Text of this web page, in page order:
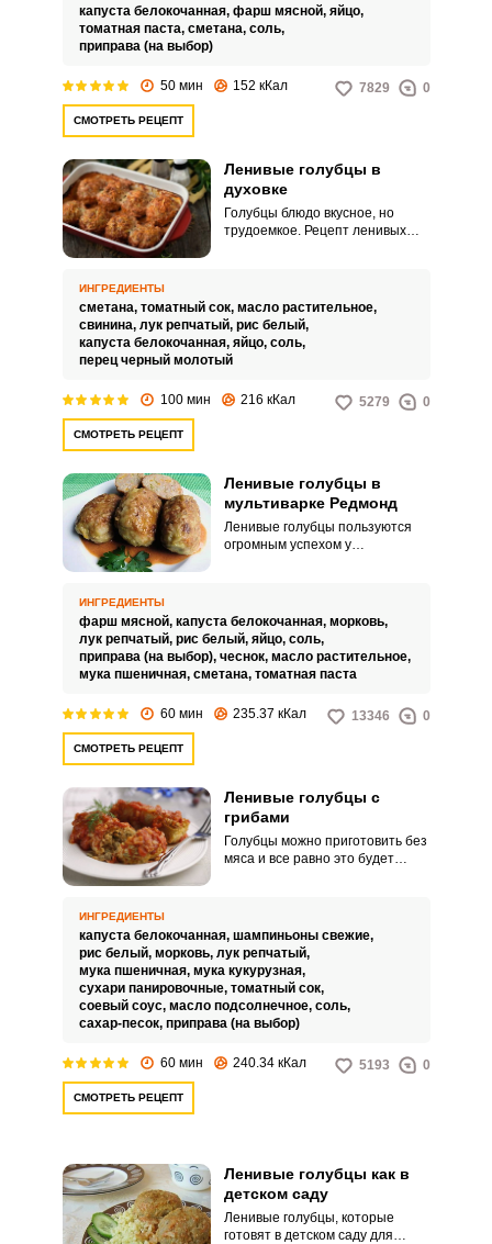
капуста белокочанная, фарш мясной, яйцо,
томатная паста, сметана, соль,
приправа (на выбор)
50 мин 152 кКал 7829 0
СМОТРЕТЬ РЕЦЕПТ
Ленивые голубцы в
духовке
Голубцы блюдо вкусное, но
трудоемкое. Рецепт ленивых
менее вкусно.
ИНГРЕДИЕНТЫ
сметана, томатный сок, масло растительное,
свинина, лук репчатый, рис белый,
капуста белокочанная, яйцо, соль,
перец черный молотый
100 мин 216 кКал 5279 0
СМОТРЕТЬ РЕЦЕПТ
Ленивые голубцы в
мультиварке Редмонд
Ленивые голубцы пользуются
огромным успехом у
всю семью, в-третьих, в
мультиварке приготовление
займет считанные минуты.
ИНГРЕДИЕНТЫ
фарш мясной, капуста белокочанная, морковь,
лук репчатый, рис белый, яйцо, соль,
приправа (на выбор), чеснок, масло растительное,
мука пшеничная, сметана, томатная паста
60 мин 235.37 кКал 13346 0
СМОТРЕТЬ РЕЦЕПТ
Ленивые голубцы с
грибами
Голубцы можно приготовить без
мяса и все равно это будет
грибами.
ИНГРЕДИЕНТЫ
капуста белокочанная, шампиньоны свежие,
рис белый, морковь, лук репчатый,
мука пшеничная, мука кукурузная,
сухари панировочные, томатный сок,
соевый соус, масло подсолнечное, соль,
сахар-песок, приправа (на выбор)
60 мин 240.34 кКал 5193 0
СМОТРЕТЬ РЕЦЕПТ
Ленивые голубцы как в
детском саду
Ленивые голубцы, которые
готовят в детском саду для
Запомнить меня
ЕЩЕ НЕ ЗАРЕГИСТРИРОВАННЫ?
Забыли пароль?